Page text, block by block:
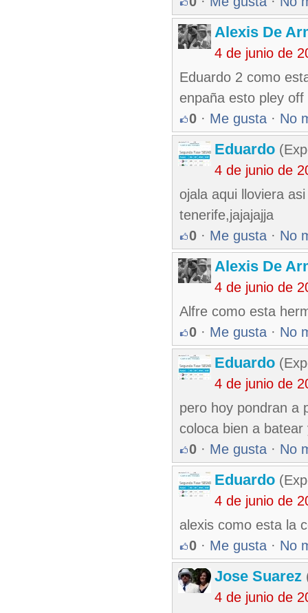
Alexis De
4 de junio de
Eduardo 2 como
enpaña esto pley off
0 · Me gusta · No
Eduardo
4 de junio de
ojala aqui lloviera
tenerife,jajajajja
0 · Me gusta · No
Alexis De
4 de junio de
Alfre como esta
0 · Me gusta · No
Eduardo
4 de junio de
pero hoy pondran a
coloca bien a
0 · Me gusta · No
Eduardo
4 de junio de
alexis como esta la
0 · Me gusta · No
Jose Suarez
4 de junio de